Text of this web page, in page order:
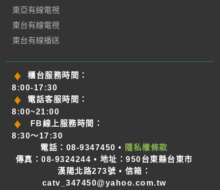
東亞有線電視
東台有線電視
東台有線播送
櫃台服務時間：
8:00-17:30
電話客服時間：
8:00~21:00
FB線上服務時間：
8:30～17:30
電話：08-9347450 •
隱私權條款
傳真：08-9324244 • 地址：950台東縣台東市
漢陽北路273號 • 信箱：
catv_347450@yahoo.com.tw